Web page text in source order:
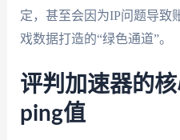
定，甚至会因为IP问题导致
戏数据打造的“绿色通道”。
评判加速器的
ping值